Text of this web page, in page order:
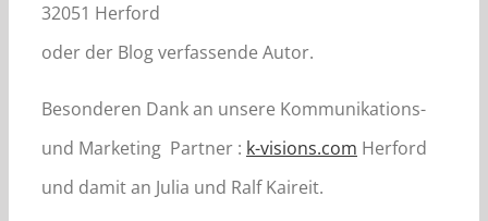
32051 Herford
oder der Blog verfassende Autor.
Besonderen Dank an unsere Kommunikations-
und Marketing Partner : k-visions.com Herford
und damit an Julia und Ralf Kaireit.